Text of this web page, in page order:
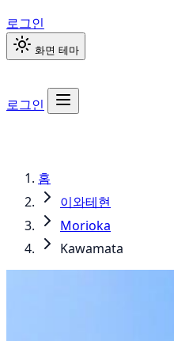
로그인
화면 테마
로그인
홈
이와테현
Morioka
Kawamata